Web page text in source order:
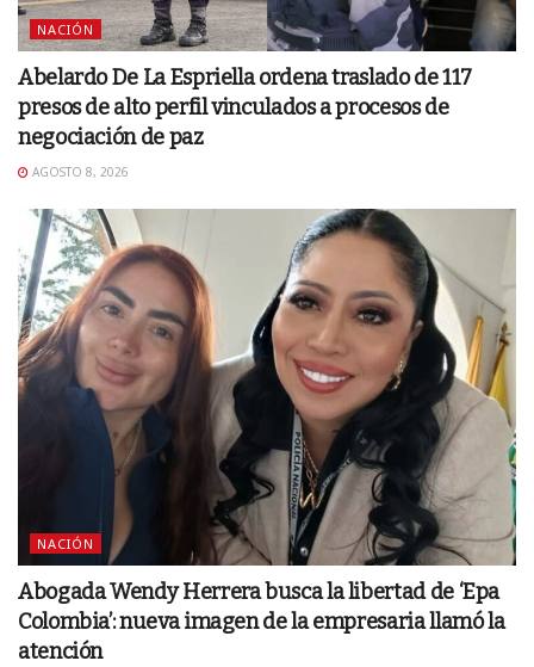
NACIÓN
Abelardo De La Espriella ordena traslado de 117
presos de alto perfil vinculados a procesos de
negociación de paz
AGOSTO 8, 2026
NACIÓN
Abogada Wendy Herrera busca la libertad de ‘Epa
Colombia’: nueva imagen de la empresaria llamó la
atención